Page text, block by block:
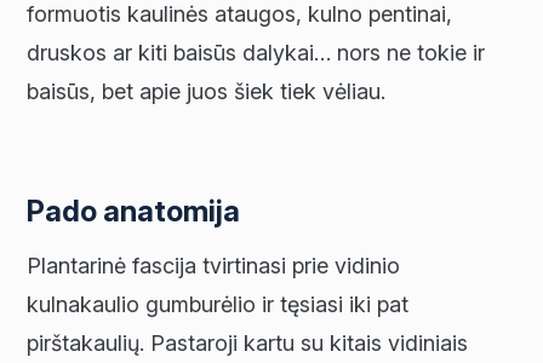
formuotis kaulinės ataugos, kulno pentinai,
druskos ar kiti baisūs dalykai… nors ne tokie ir
baisūs, bet apie juos šiek tiek vėliau.
Pado anatomija
Plantarinė fascija tvirtinasi prie vidinio
kulnakaulio gumburėlio ir tęsiasi iki pat
pirštakaulių. Pastaroji kartu su kitais vidiniais